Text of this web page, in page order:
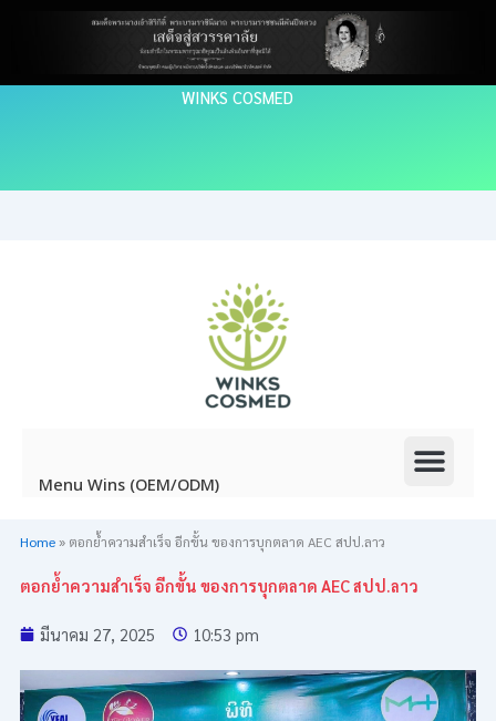
WINKS COSMED
Menu Wins (OEM/ODM)
Home» ตอกย้ำความสำเร็จ อีกขั้น ของการบุกตลาด AEC สปป.ลาว
ตอกย้ำความสำเร็จ อีกขั้น ของการบุกตลาด AEC สปป.ลาว
มีนาคม 27, 2025 10:53 pm